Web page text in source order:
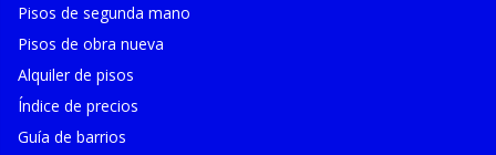
Pisos de segunda mano
Pisos de obra nueva
Alquiler de pisos
Índice de precios
Guía de barrios